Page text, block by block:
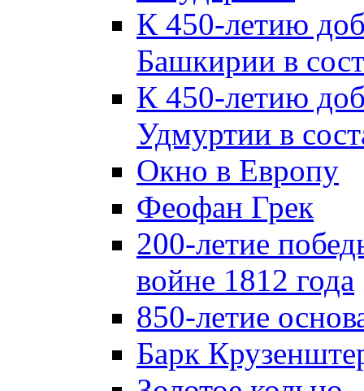
К 450-летию
Башкирии в
К 450-летию
Удмуртии в
Окно в Европу
Феофан Грек
200-летие
войне 1812 года
850-летие
Барк